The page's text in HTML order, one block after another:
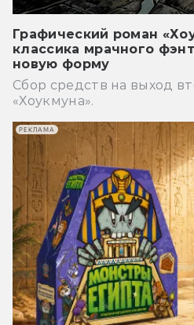
Графический роман
классика мрачного
новую форму
Сбор средств на выход
«Хоукмуна».
РЕКЛАМА